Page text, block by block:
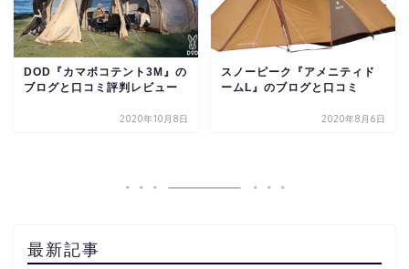
DOD『カマボコテント3M』の
ブログと口コミ評判レビュー
2020年10月8日
スノーピーク『アメニティド
ームL』のブログと口コミ
2020年8月6日
最新記事